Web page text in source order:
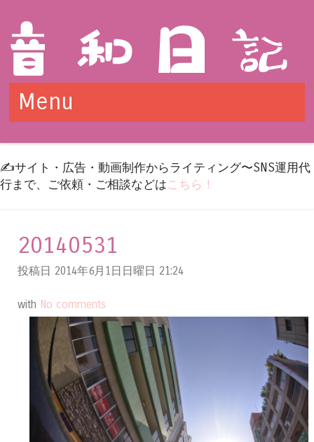
Menu
✍️サイト・広告・動画制作からライティング〜SNS運用代
行まで、ご依頼・ご相談などはこちら！
20140531
投稿日 2014年6月1日日曜日 21:24
with No comments